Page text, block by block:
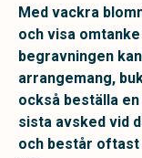
Med vackra
och visa
begravningen
arrangemang,
också beställa
sista avsked vid
och består